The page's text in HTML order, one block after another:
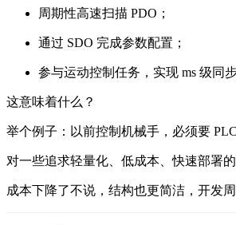
周期性高速扫描 PDO；
通过 SDO 完成参数配置；
参与运动控制任务，实现 ms 级同步
这意味着什么？
举个例子： 以前控制机械手，必须要
对一些追求轻量化、低成本、快速部署
成本下降了不说，结构也更简洁，开发周